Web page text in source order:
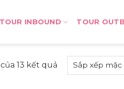
TOUR INBOUND TOUR
13 kết quả